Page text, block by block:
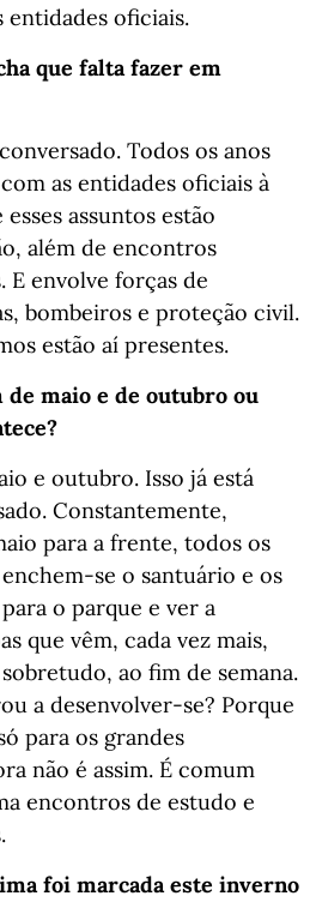
entidades oficiais.
que falta fazer em
Todos os anos
as entidades oficiais à
assuntos estão
além de encontros
E envolve forças de
bombeiros e proteção civil.
estão aí presentes.
maio e de outubro ou
e outubro. Isso já está
Constantemente,
para a frente, todos os
se o santuário e os
o parque e ver a
que vêm, cada vez mais,
ao fim de semana.
a desenvolver-se? Porque
para os grandes
não é assim. É comum
encontros de estudo e
foi marcada este inverno